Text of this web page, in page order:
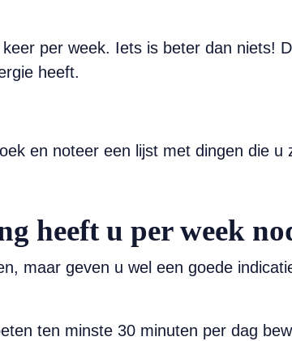
per week. Iets is beter dan niets!
heeft.
en noteer een lijst met dingen die
heeft u per week
maar geven u wel een goede
ten minste 30 minuten per dag